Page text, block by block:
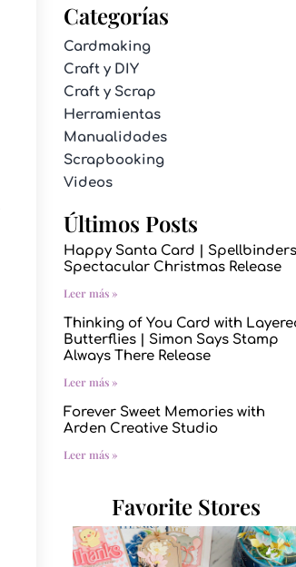
Categorías
Cardmaking
Craft y DIY
Craft y Scrap
Herramientas
Manualidades
Scrapbooking
Videos
Últimos Posts
Happy Santa Card | Spellbinders
Spectacular Christmas Release
Leer más »
Thinking of You Card with
Butterflies | Simon Says Stamp
Always There Release
Leer más »
Forever Sweet Memories with
Arden Creative Studio
Leer más »
Favorite Stores